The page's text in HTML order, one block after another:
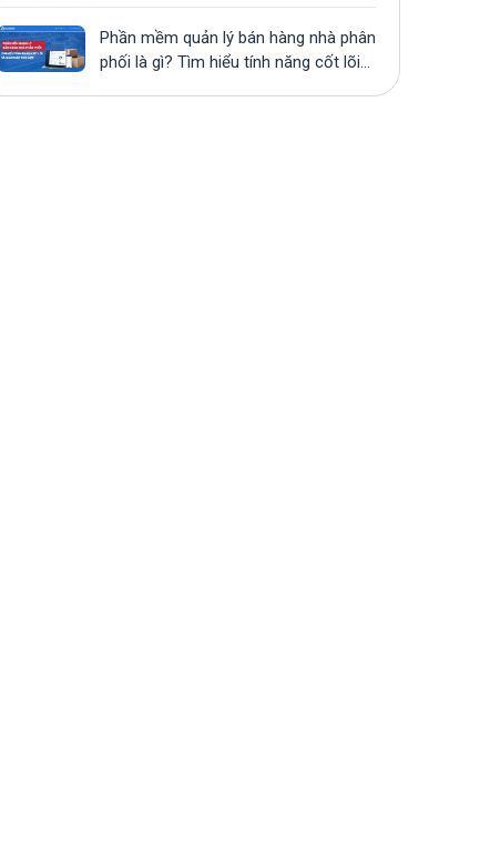
Phần mềm quản lý bán hàng nhà phân
phối là gì? Tìm hiểu tính năng cốt lõi